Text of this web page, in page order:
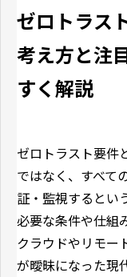
ゼロトラス
考え方と注
すく解説
ゼロトラスト要件
ではなく、すべて
証・監視するとい
必要な条件や仕組
クラウドやリモー
が曖昧になった現